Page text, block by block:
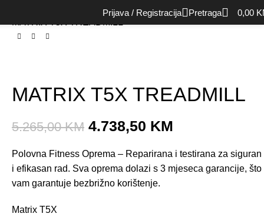
Prijava / Registracija Pretraga 0,00
Cardio oprema Traka za trčanje Prof. trake
MATRIX T5X TREADMILL
5.265,00KM 4.738,50 KM
Polovna Fitness Oprema – Reparirana i testirana za siguran
i efikasan rad. Sva oprema dolazi s 3 mjeseca garancije, što
vam garantuje bezbrižno korištenje.
Matrix T5X